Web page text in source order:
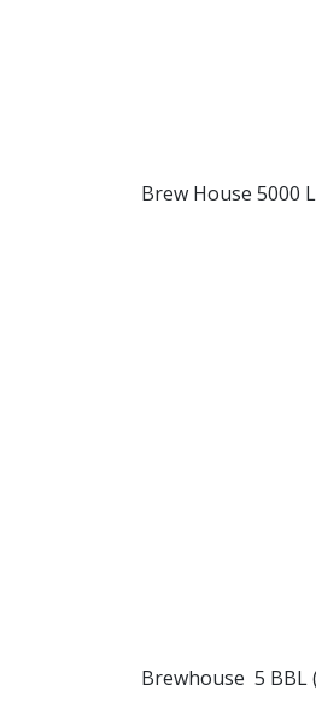
Brew House 5000
Brewhouse 5 BBL